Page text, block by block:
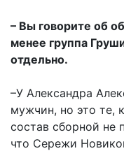
– Вы говорите об
менее группа
отдельно.
–У Александра
мужчин, но это те,
состав сборной не
что Сережи